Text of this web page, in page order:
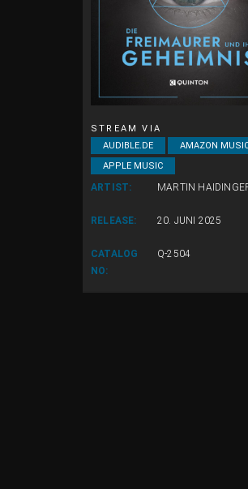
STREAM VIA
AUDIBLE.DE
AMAZON
APPLE MUSIC
ARTIST: MARTIN
RELEASE: 20. JUNI 2025
CATALOG
NO:
Q-2504